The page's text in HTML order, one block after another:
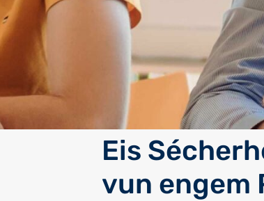
Eis
vun engem